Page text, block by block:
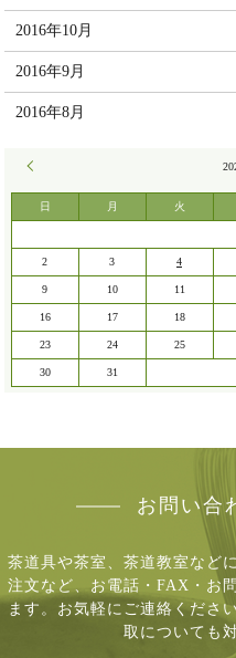
2016年10月
2016年9月
2016年8月
日 月 火
2 3 4
9 10 11
16 17 18
23 24 25
30 31
お問い合
茶道具や茶室、茶道教室など
注文など、 お電話・FAX・お
ます。お気軽にご連絡くださ
取についても